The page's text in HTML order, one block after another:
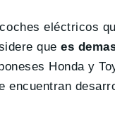
eléctricos
que es
Honda y